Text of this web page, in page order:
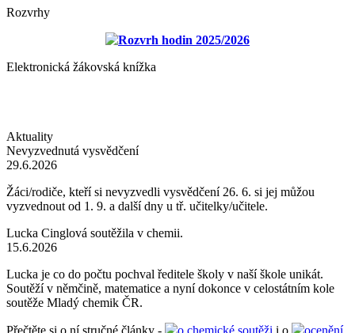
Rozvrhy
Rozvrh hodin 2025/2026
Elektronická žákovská knížka
Aktuality
Nevyzvednutá vysvědčení
29.6.2026
Žáci/rodiče, kteří si nevyzvedli vysvědčení 26. 6. si jej můžou
vyzvednout od 1. 9. a další dny u tř. učitelky/učitele.
Lucka Cinglová soutěžila v chemii.
15.6.2026
Lucka je co do počtu pochval ředitele školy v naší škole unikát.
Soutěží v němčině, matematice a nyní dokonce v celostátním kole
soutěže Mladý chemik ČR.
Přečtěte si o ní stručné články - o chemické soutěži i o
ocenění